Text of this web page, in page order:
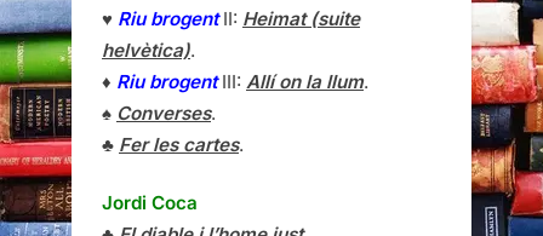
♥ Riu brogentII: Heimat (suite
helvètica).
♦ Riu brogentIII: Allí on la llum.
♠ Converses.
♣ Fer les cartes.
Jordi Coca